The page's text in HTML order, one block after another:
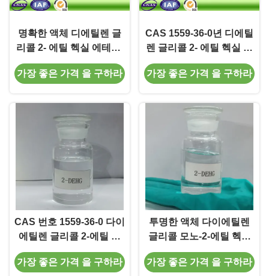
명확한 액체 디에틸렌 글
리콜 2- 에틸 헥실 에테르,
2- 에틸 헥실 Carbitol
가장 좋은 가격 을 구하라
CAS 1559-36-0년 디에틸
렌 글리콜 2- 에틸 헥실 에
테르 분자량 218.34 G/Mol
가장 좋은 가격 을 구하라
CAS 번호 1559-36-0 다이
에틸렌 글리콜 2-에틸 헥
실 에테르 탁월한 표면 활
동
가장 좋은 가격 을 구하라
투명한 액체 다이에틸렌
글리콜 모노-2-에틸 헥실
에테르 2-DEHG
가장 좋은 가격 을 구하라